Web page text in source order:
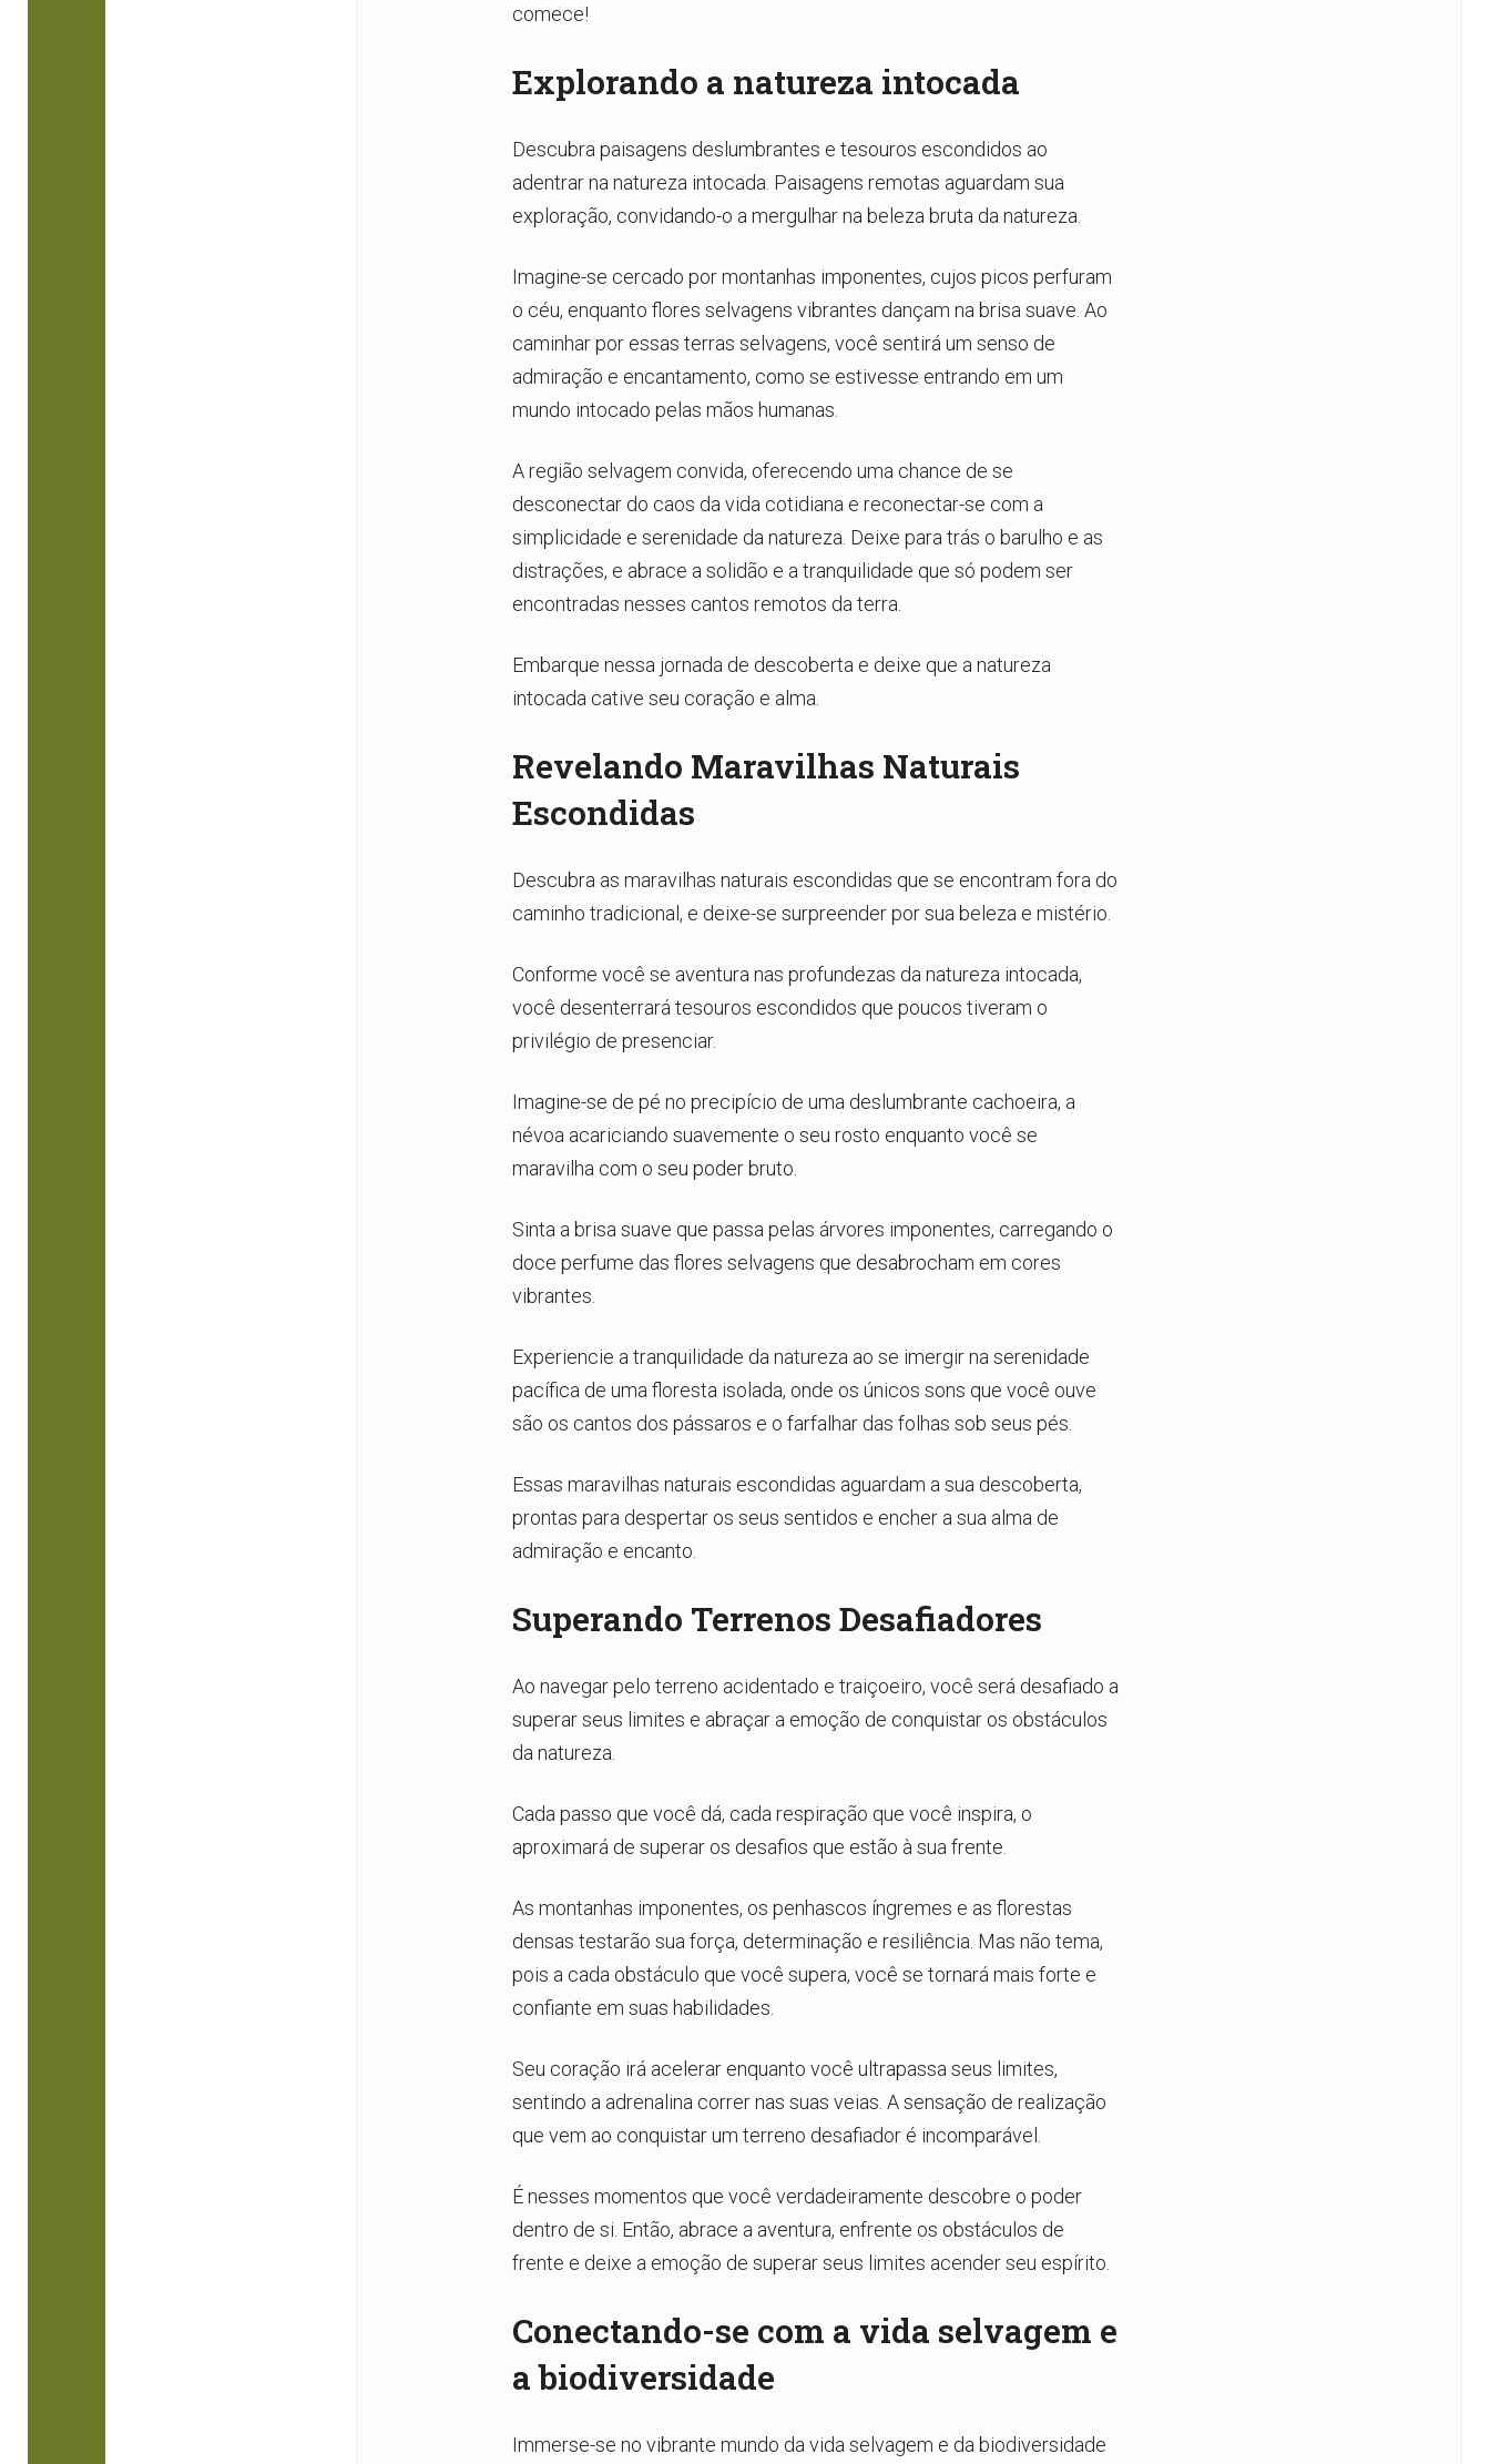
comece!
Explorando a natureza intocada
Descubra paisagens deslumbrantes e tesouros escondidos ao
adentrar na natureza intocada. Paisagens remotas aguardam sua
exploração, convidando-o a mergulhar na beleza bruta da natureza.
Imagine-se cercado por montanhas imponentes, cujos picos perfuram
o céu, enquanto flores selvagens vibrantes dançam na brisa suave. Ao
caminhar por essas terras selvagens, você sentirá um senso de
admiração e encantamento, como se estivesse entrando em um
mundo intocado pelas mãos humanas.
A região selvagem convida, oferecendo uma chance de se
desconectar do caos da vida cotidiana e reconectar-se com a
simplicidade e serenidade da natureza. Deixe para trás o barulho e as
distrações, e abrace a solidão e a tranquilidade que só podem ser
encontradas nesses cantos remotos da terra.
Embarque nessa jornada de descoberta e deixe que a natureza
intocada cative seu coração e alma.
Revelando Maravilhas Naturais
Escondidas
Descubra as maravilhas naturais escondidas que se encontram fora do
caminho tradicional, e deixe-se surpreender por sua beleza e mistério.
Conforme você se aventura nas profundezas da natureza intocada,
você desenterrará tesouros escondidos que poucos tiveram o
privilégio de presenciar.
Imagine-se de pé no precipício de uma deslumbrante cachoeira, a
névoa acariciando suavemente o seu rosto enquanto você se
maravilha com o seu poder bruto.
Sinta a brisa suave que passa pelas árvores imponentes, carregando o
doce perfume das flores selvagens que desabrocham em cores
vibrantes.
Experiencie a tranquilidade da natureza ao se imergir na serenidade
pacífica de uma floresta isolada, onde os únicos sons que você ouve
são os cantos dos pássaros e o farfalhar das folhas sob seus pés.
Essas maravilhas naturais escondidas aguardam a sua descoberta,
prontas para despertar os seus sentidos e encher a sua alma de
admiração e encanto.
Superando Terrenos Desafiadores
Ao navegar pelo terreno acidentado e traiçoeiro, você será desafiado a
superar seus limites e abraçar a emoção de conquistar os obstáculos
da natureza.
Cada passo que você dá, cada respiração que você inspira, o
aproximará de superar os desafios que estão à sua frente.
As montanhas imponentes, os penhascos íngremes e as florestas
densas testarão sua força, determinação e resiliência. Mas não tema,
pois a cada obstáculo que você supera, você se tornará mais forte e
confiante em suas habilidades.
Seu coração irá acelerar enquanto você ultrapassa seus limites,
sentindo a adrenalina correr nas suas veias. A sensação de realização
que vem ao conquistar um terreno desafiador é incomparável.
É nesses momentos que você verdadeiramente descobre o poder
dentro de si. Então, abrace a aventura, enfrente os obstáculos de
frente e deixe a emoção de superar seus limites acender seu espírito.
Conectando-se com a vida selvagem e
a biodiversidade
Immerse-se no vibrante mundo da vida selvagem e da biodiversidade